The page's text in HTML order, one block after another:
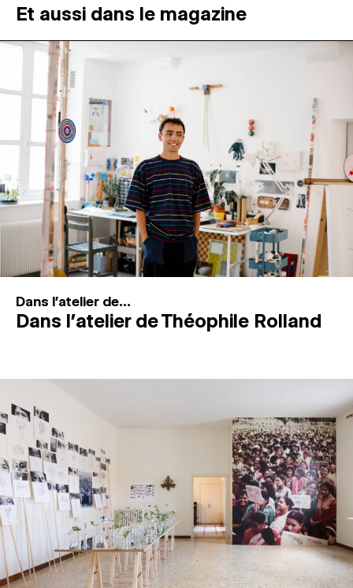
ATELIERS OUVERTS
PROGRAMMATION
MAGAZINE
ESPACES DE PRATIQUE ARTISTIQUE ↓
Recherche
Connexion
Et aussi dans le magazine
Dans l'atelier de...
Dans l’atelier de Théophile Rolland